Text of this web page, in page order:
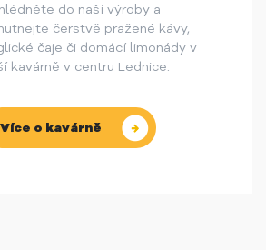
do naší výroby a
čerstvě pražené kávy,
čaje či domácí limonády v
kavárně v centru Lednice.
Více o kavárně